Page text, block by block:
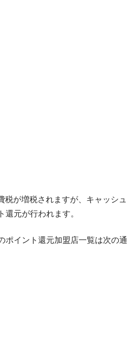
税が増税されますが、キャッシュ
還元が行われます。
ポイント還元加盟店一覧は次の通